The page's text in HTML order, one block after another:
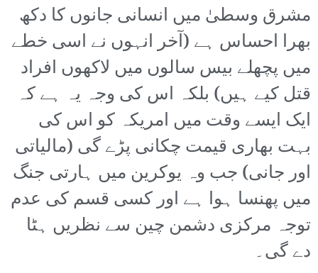
مشرق وسطیٰ میں انسانی جانوں کا دکھ
بھرا احساس ہے (آخر انہوں نے اسی خطے
میں پچھلے بیس سالوں میں لاکھوں افراد
قتل کیے ہیں) بلکہ اس کی وجہ یہ ہے کہ
ایک ایسے وقت میں امریکہ کو اس کی
بہت بھاری قیمت چکانی پڑے گی (مالیاتی
اور جانی) جب وہ یوکرین میں ہارتی جنگ
میں پھنسا ہوا ہے اور کسی قسم کی عدم
توجہ مرکزی دشمن چین سے نظریں ہٹا
دے گی۔